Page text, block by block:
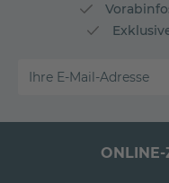
Ihre E-Mail-Adresse
ONLINE-